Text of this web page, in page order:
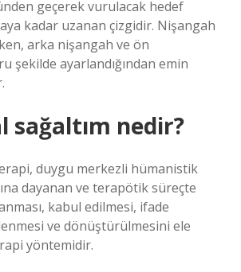
geçerek vurulacak hedef
kadar uzanan çizgidir. Nişangah
arka nişangah ve ön
şekilde ayarlandığından emin
sağaltım nedir?
duygu merkezli hümanistik
dayanan ve terapötik süreçte
kabul edilmesi, ifade
ve dönüştürülmesini ele
yöntemidir.